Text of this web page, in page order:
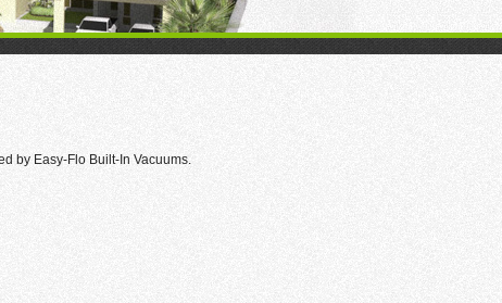
by Easy-Flo Built-In Vacuums.